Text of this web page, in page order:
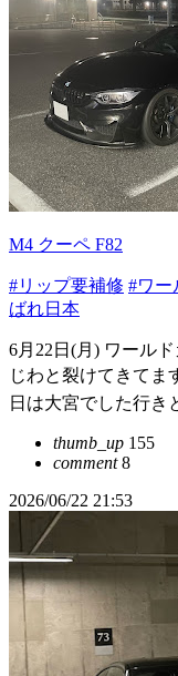
M4 クーペ F82
#リップ要補修 #ワー
ばれ日本
6月22日(月) ワール
じわと裂けてきて
日は大宮でした行き
thumb_up 155
comment8
2026/06/22 21:53